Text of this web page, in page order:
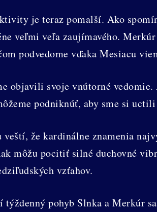
je teraz pomalší. Ako
veľmi veľa zaujímavého.
podvedome vďaka Mesiacu
objavili svoje vnútorné
podniknúť, aby sme si
že kardinálne znamenia
môžu pocitiť silné duchovné
vzťahov.
týždenný pohyb Slnka a Merkúr